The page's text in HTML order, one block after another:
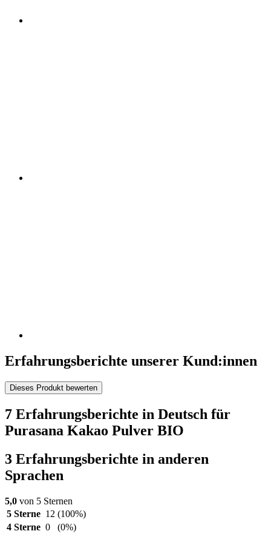
Erfahrungsberichte unserer Kund:innen
Dieses Produkt bewerten
7 Erfahrungsberichte in Deutsch für
Purasana Kakao Pulver BIO
3 Erfahrungsberichte in anderen
Sprachen
5,0 von 5 Sternen
5 Sterne 12 (100%)
4 Sterne 0
(0%)